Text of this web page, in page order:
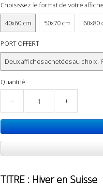
Choisissez le format de votre affiche
40x60 cm 50x70 cm 60x80
PORT OFFERT
Deux affiches achetées au choix .
Quantité
− +
TITRE : Hiver en Suisse